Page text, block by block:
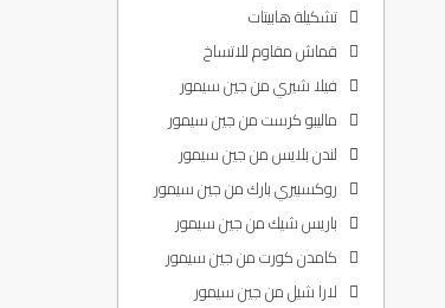
تشكيلة هابيتات
قماش مقاوم للاتساخ
فيلا شيري من جين سيمور
ماليبو كرست من جين سيمور
لندن بلايس من جين سيمور
روكسبيري بارك من جين سيمور
باريس شيك من جين سيمور
كامدن كورت من جين سيمور
لارا شيل من جين سيمور